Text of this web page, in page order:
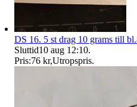
DS 16. 5 st drag 10 grams till
Sluttid10 aug 12:10.
Pris:76 kr,Utropspris.